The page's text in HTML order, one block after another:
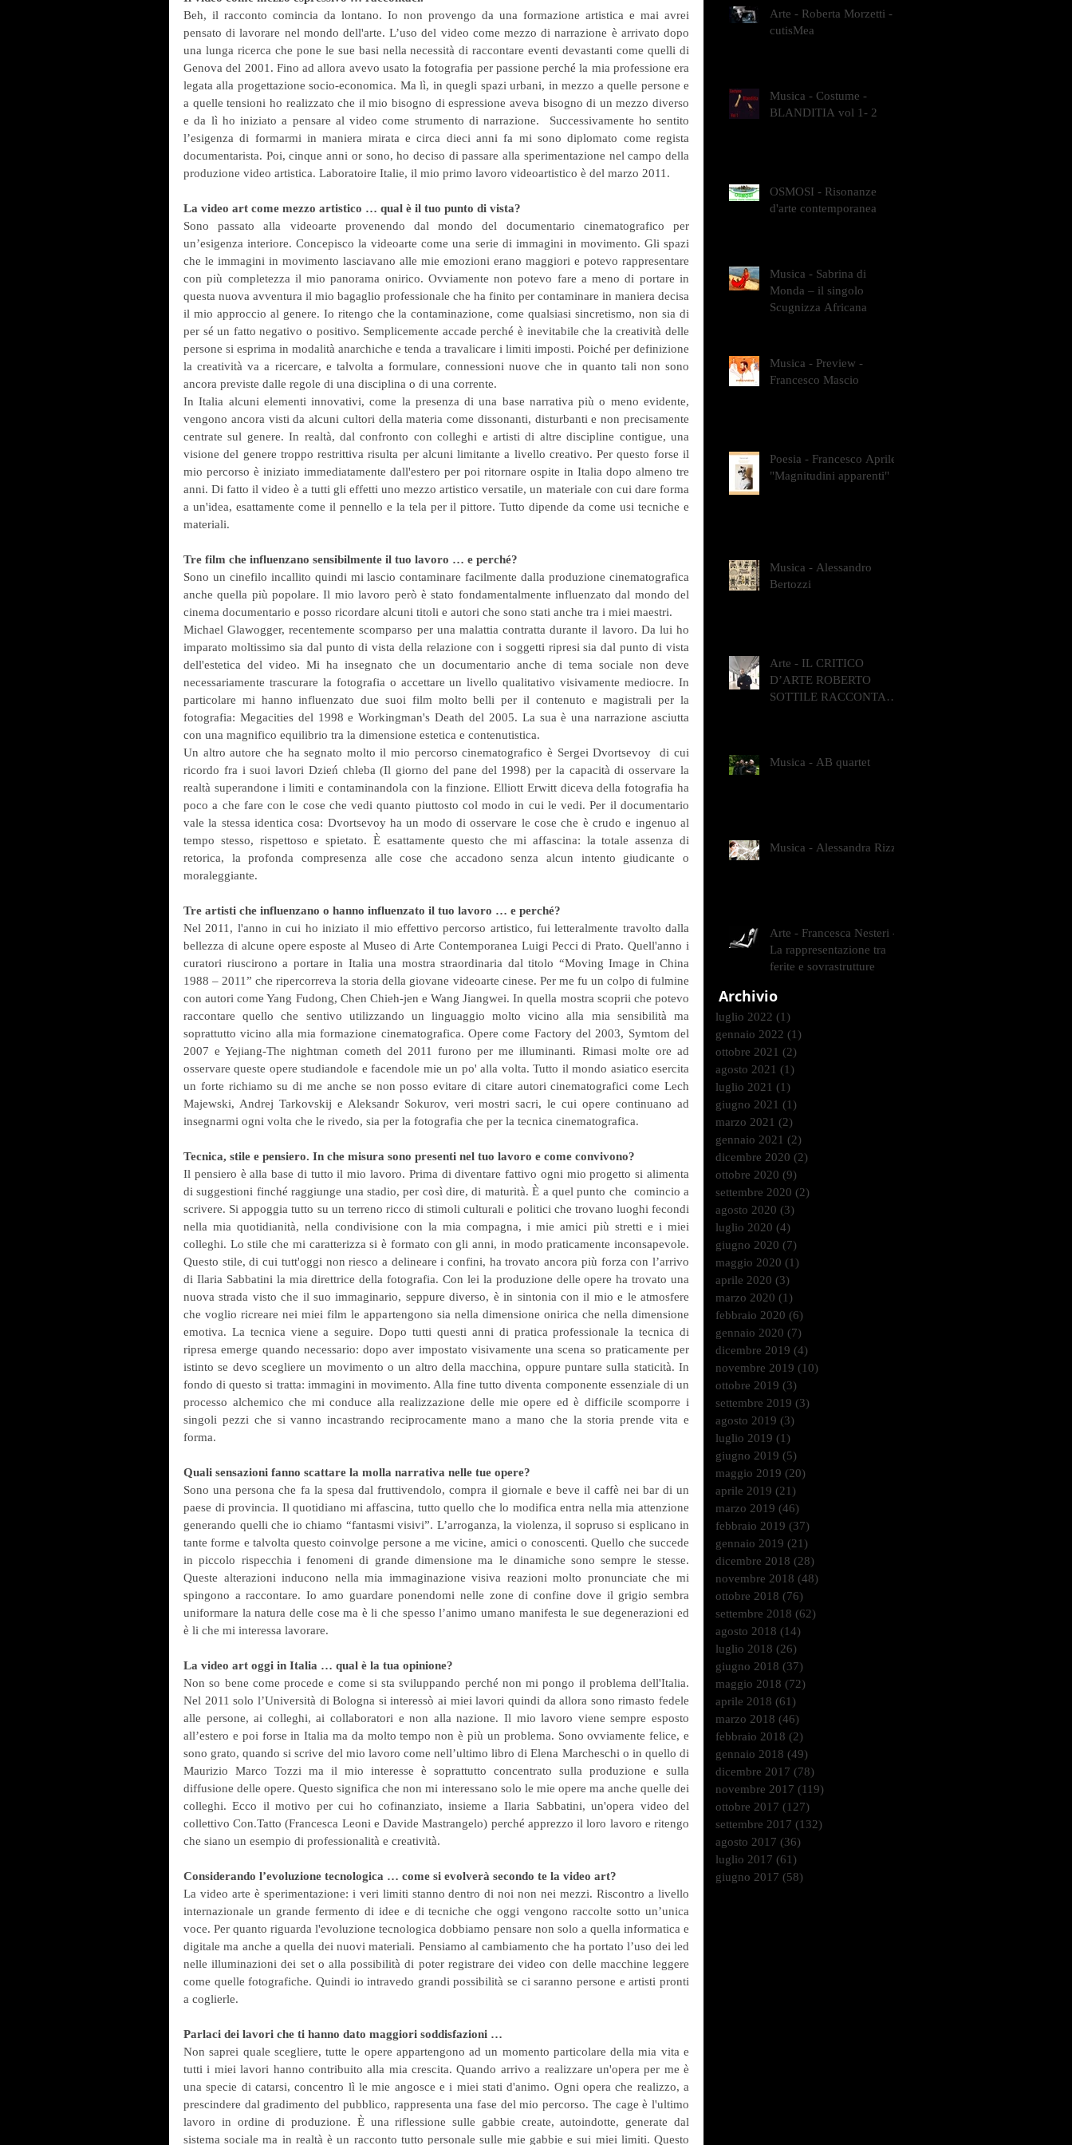
Beh, il racconto comincia da lontano. Io non provengo da una formazione artistica e mai avrei
pensato di lavorare nel mondo dell'arte. L’uso del video come mezzo di narrazione è arrivato dopo
una lunga ricerca che pone le sue basi nella necessità di raccontare eventi devastanti come quelli di
Genova del 2001. Fino ad allora avevo usato la fotografia per passione perché la mia professione era
legata alla progettazione socio-economica. Ma lì, in quegli spazi urbani, in mezzo a quelle persone e
a quelle tensioni ho realizzato che il mio bisogno di espressione aveva bisogno di un mezzo diverso
e da lì ho iniziato a pensare al video come strumento di narrazione.  Successivamente ho sentito
l’esigenza di formarmi in maniera mirata e circa dieci anni fa mi sono diplomato come regista
documentarista. Poi, cinque anni or sono, ho deciso di passare alla sperimentazione nel campo della
produzione video artistica. Laboratoire Italie, il mio primo lavoro videoartistico è del marzo 2011.
La video art come mezzo artistico … qual è il tuo punto di vista?
Sono passato alla videoarte provenendo dal mondo del documentario cinematografico per
un’esigenza interiore. Concepisco la videoarte come una serie di immagini in movimento. Gli spazi
che le immagini in movimento lasciavano alle mie emozioni erano maggiori e potevo rappresentare
con più completezza il mio panorama onirico. Ovviamente non potevo fare a meno di portare in
questa nuova avventura il mio bagaglio professionale che ha finito per contaminare in maniera decisa
il mio approccio al genere. Io ritengo che la contaminazione, come qualsiasi sincretismo, non sia di
per sé un fatto negativo o positivo. Semplicemente accade perché è inevitabile che la creatività delle
persone si esprima in modalità anarchiche e tenda a travalicare i limiti imposti. Poiché per definizione
la creatività va a ricercare, e talvolta a formulare, connessioni nuove che in quanto tali non sono
ancora previste dalle regole di una disciplina o di una corrente.
In Italia alcuni elementi innovativi, come la presenza di una base narrativa più o meno evidente,
vengono ancora visti da alcuni cultori della materia come dissonanti, disturbanti e non precisamente
centrate sul genere. In realtà, dal confronto con colleghi e artisti di altre discipline contigue, una
visione del genere troppo restrittiva risulta per alcuni limitante a livello creativo. Per questo forse il
mio percorso è iniziato immediatamente dall'estero per poi ritornare ospite in Italia dopo almeno tre
anni. Di fatto il video è a tutti gli effetti uno mezzo artistico versatile, un materiale con cui dare forma
a un'idea, esattamente come il pennello e la tela per il pittore. Tutto dipende da come usi tecniche e
materiali.
Tre film che influenzano sensibilmente il tuo lavoro … e perché?
Sono un cinefilo incallito quindi mi lascio contaminare facilmente dalla produzione cinematografica
anche quella più popolare. Il mio lavoro però è stato fondamentalmente influenzato dal mondo del
cinema documentario e posso ricordare alcuni titoli e autori che sono stati anche tra i miei maestri.
Michael Glawogger, recentemente scomparso per una malattia contratta durante il lavoro. Da lui ho
imparato moltissimo sia dal punto di vista della relazione con i soggetti ripresi sia dal punto di vista
dell'estetica del video. Mi ha insegnato che un documentario anche di tema sociale non deve
necessariamente trascurare la fotografia o accettare un livello qualitativo visivamente mediocre. In
particolare mi hanno influenzato due suoi film molto belli per il contenuto e magistrali per la
fotografia: Megacities del 1998 e Workingman's Death del 2005. La sua è una narrazione asciutta
con una magnifico equilibrio tra la dimensione estetica e contenutistica.
Un altro autore che ha segnato molto il mio percorso cinematografico è Sergei Dvortsevoy  di cui
ricordo fra i suoi lavori Dzień chleba (Il giorno del pane del 1998) per la capacità di osservare la
realtà superandone i limiti e contaminandola con la finzione. Elliott Erwitt diceva della fotografia ha
poco a che fare con le cose che vedi quanto piuttosto col modo in cui le vedi. Per il documentario
vale la stessa identica cosa: Dvortsevoy ha un modo di osservare le cose che è crudo e ingenuo al
tempo stesso, rispettoso e spietato. È esattamente questo che mi affascina: la totale assenza di
retorica, la profonda compresenza alle cose che accadono senza alcun intento giudicante o
moraleggiante.
Tre artisti che influenzano o hanno influenzato il tuo lavoro … e perché?
Nel 2011, l'anno in cui ho iniziato il mio effettivo percorso artistico, fui letteralmente travolto dalla
bellezza di alcune opere esposte al Museo di Arte Contemporanea Luigi Pecci di Prato. Quell'anno i
curatori riuscirono a portare in Italia una mostra straordinaria dal titolo “Moving Image in China
1988 – 2011” che ripercorreva la storia della giovane videoarte cinese. Per me fu un colpo di fulmine
con autori come Yang Fudong, Chen Chieh-jen e Wang Jiangwei. In quella mostra scoprii che potevo
raccontare quello che sentivo utilizzando un linguaggio molto vicino alla mia sensibilità ma
soprattutto vicino alla mia formazione cinematografica. Opere come Factory del 2003, Symtom del
2007 e Yejiang-The nightman cometh del 2011 furono per me illuminanti. Rimasi molte ore ad
osservare queste opere studiandole e facendole mie un po' alla volta. Tutto il mondo asiatico esercita
un forte richiamo su di me anche se non posso evitare di citare autori cinematografici come Lech
Majewski, Andrej Tarkovskij e Aleksandr Sokurov, veri mostri sacri, le cui opere continuano ad
insegnarmi ogni volta che le rivedo, sia per la fotografia che per la tecnica cinematografica.
Tecnica, stile e pensiero. In che misura sono presenti nel tuo lavoro e come convivono?
Il pensiero è alla base di tutto il mio lavoro. Prima di diventare fattivo ogni mio progetto si alimenta
di suggestioni finché raggiunge una stadio, per così dire, di maturità. È a quel punto che  comincio a
scrivere. Si appoggia tutto su un terreno ricco di stimoli culturali e politici che trovano luoghi fecondi
nella mia quotidianità, nella condivisione con la mia compagna, i mie amici più stretti e i miei
colleghi. Lo stile che mi caratterizza si è formato con gli anni, in modo praticamente inconsapevole.
Questo stile, di cui tutt'oggi non riesco a delineare i confini, ha trovato ancora più forza con l’arrivo
di Ilaria Sabbatini la mia direttrice della fotografia. Con lei la produzione delle opere ha trovato una
nuova strada visto che il suo immaginario, seppure diverso, è in sintonia con il mio e le atmosfere
che voglio ricreare nei miei film le appartengono sia nella dimensione onirica che nella dimensione
emotiva. La tecnica viene a seguire. Dopo tutti questi anni di pratica professionale la tecnica di
ripresa emerge quando necessario: dopo aver impostato visivamente una scena so praticamente per
istinto se devo scegliere un movimento o un altro della macchina, oppure puntare sulla staticità. In
fondo di questo si tratta: immagini in movimento. Alla fine tutto diventa componente essenziale di un
processo alchemico che mi conduce alla realizzazione delle mie opere ed è difficile scomporre i
singoli pezzi che si vanno incastrando reciprocamente mano a mano che la storia prende vita e
forma.
Quali sensazioni fanno scattare la molla narrativa nelle tue opere?
Sono una persona che fa la spesa dal fruttivendolo, compra il giornale e beve il caffè nei bar di un
paese di provincia. Il quotidiano mi affascina, tutto quello che lo modifica entra nella mia attenzione
generando quelli che io chiamo “fantasmi visivi”. L’arroganza, la violenza, il sopruso si esplicano in
tante forme e talvolta questo coinvolge persone a me vicine, amici o conoscenti. Quello che succede
in piccolo rispecchia i fenomeni di grande dimensione ma le dinamiche sono sempre le stesse.
Queste alterazioni inducono nella mia immaginazione visiva reazioni molto pronunciate che mi
spingono a raccontare. Io amo guardare ponendomi nelle zone di confine dove il grigio sembra
uniformare la natura delle cose ma è li che spesso l’animo umano manifesta le sue degenerazioni ed
è li che mi interessa lavorare.
La video art oggi in Italia … qual è la tua opinione?
Non so bene come procede e come si sta sviluppando perché non mi pongo il problema dell'Italia.
Nel 2011 solo l’Università di Bologna si interessò ai miei lavori quindi da allora sono rimasto fedele
alle persone, ai colleghi, ai collaboratori e non alla nazione. Il mio lavoro viene sempre esposto
all’estero e poi forse in Italia ma da molto tempo non è più un problema. Sono ovviamente felice, e
sono grato, quando si scrive del mio lavoro come nell’ultimo libro di Elena Marcheschi o in quello di
Maurizio Marco Tozzi ma il mio interesse è soprattutto concentrato sulla produzione e sulla
diffusione delle opere. Questo significa che non mi interessano solo le mie opere ma anche quelle dei
colleghi. Ecco il motivo per cui ho cofinanziato, insieme a Ilaria Sabbatini, un'opera video del
collettivo Con.Tatto (Francesca Leoni e Davide Mastrangelo) perché apprezzo il loro lavoro e ritengo
che siano un esempio di professionalità e creatività.
Considerando l’evoluzione tecnologica … come si evolverà secondo te la video art?
La video arte è sperimentazione: i veri limiti stanno dentro di noi non nei mezzi. Riscontro a livello
internazionale un grande fermento di idee e di tecniche che oggi vengono raccolte sotto un’unica
voce. Per quanto riguarda l'evoluzione tecnologica dobbiamo pensare non solo a quella informatica e
digitale ma anche a quella dei nuovi materiali. Pensiamo al cambiamento che ha portato l’uso dei led
nelle illuminazioni dei set o alla possibilità di poter registrare dei video con delle macchine leggere
come quelle fotografiche. Quindi io intravedo grandi possibilità se ci saranno persone e artisti pronti
a coglierle.
Parlaci dei lavori che ti hanno dato maggiori soddisfazioni …
Non saprei quale scegliere, tutte le opere appartengono ad un momento particolare della mia vita e
tutti i miei lavori hanno contribuito alla mia crescita. Quando arrivo a realizzare un'opera per me è
una specie di catarsi, concentro lì le mie angosce e i miei stati d'animo. Ogni opera che realizzo, a
prescindere dal gradimento del pubblico, rappresenta una fase del mio percorso. The cage è l'ultimo
lavoro in ordine di produzione. È una riflessione sulle gabbie create, autoindotte, generate dal
sistema sociale ma in realtà è un racconto tutto personale sulle mie gabbie e sui miei limiti. Questo
Arte - Roberta Morzetti -
cutisMea
Musica - Costume -
BLANDITIA vol 1- 2
OSMOSI - Risonanze
d'arte contemporanea
Musica - Sabrina di
Monda – il singolo
Scugnizza Africana
Musica - Preview -
Francesco Mascio
Poesia - Francesco Aprile -
"Magnitudini apparenti"
Musica - Alessandro
Bertozzi
Arte - IL CRITICO
D’ARTE ROBERTO
SOTTILE RACCONTA
Musica - AB quartet
Musica - Alessandra Rizzo
Arte - Francesca Nesteri -
La rappresentazione tra
ferite e sovrastrutture
Archivio
luglio 2022 (1)
gennaio 2022 (1)
ottobre 2021 (2)
agosto 2021 (1)
luglio 2021 (1)
giugno 2021 (1)
marzo 2021 (2)
gennaio 2021 (2)
dicembre 2020 (2)
ottobre 2020 (9)
settembre 2020 (2)
agosto 2020 (3)
luglio 2020 (4)
giugno 2020 (7)
maggio 2020 (1)
aprile 2020 (3)
marzo 2020 (1)
febbraio 2020 (6)
gennaio 2020 (7)
dicembre 2019 (4)
novembre 2019 (10)
ottobre 2019 (3)
settembre 2019 (3)
agosto 2019 (3)
luglio 2019 (1)
giugno 2019 (5)
maggio 2019 (20)
aprile 2019 (21)
marzo 2019 (46)
febbraio 2019 (37)
gennaio 2019 (21)
dicembre 2018 (28)
novembre 2018 (48)
ottobre 2018 (76)
settembre 2018 (62)
agosto 2018 (14)
luglio 2018 (26)
giugno 2018 (37)
maggio 2018 (72)
aprile 2018 (61)
marzo 2018 (46)
febbraio 2018 (2)
gennaio 2018 (49)
dicembre 2017 (78)
novembre 2017 (119)
ottobre 2017 (127)
settembre 2017 (132)
agosto 2017 (36)
luglio 2017 (61)
giugno 2017 (58)